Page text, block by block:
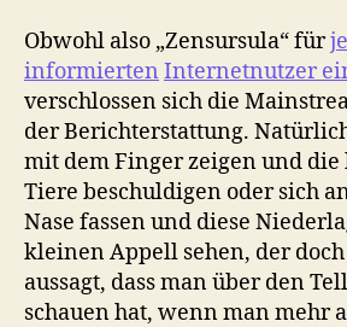
Obwohl also „Zensursula“ für
informierten Internetnutzer
verschlossen sich die
der Berichterstattung.
mit dem Finger zeigen und
Tiere beschuldigen oder sich
Nase fassen und diese
kleinen Appell sehen, der
aussagt, dass man über den
schauen hat, wenn man mehr